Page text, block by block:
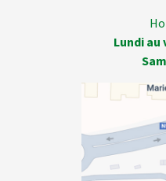
Lundi au